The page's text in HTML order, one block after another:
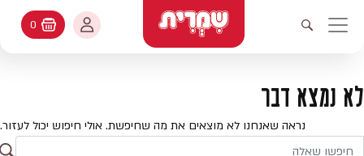
ניווט ראשי
פתיחת חיפוש
עולמות האפיה
מתכונים
החשבון שלי
החשבון שלי
היסטורית הזמנות
עגלת קניות
0
לא נמצא דבר
נראה שאנחנו לא מוצאים את מה שחיפשת. אולי חיפוש יכול לעזור.